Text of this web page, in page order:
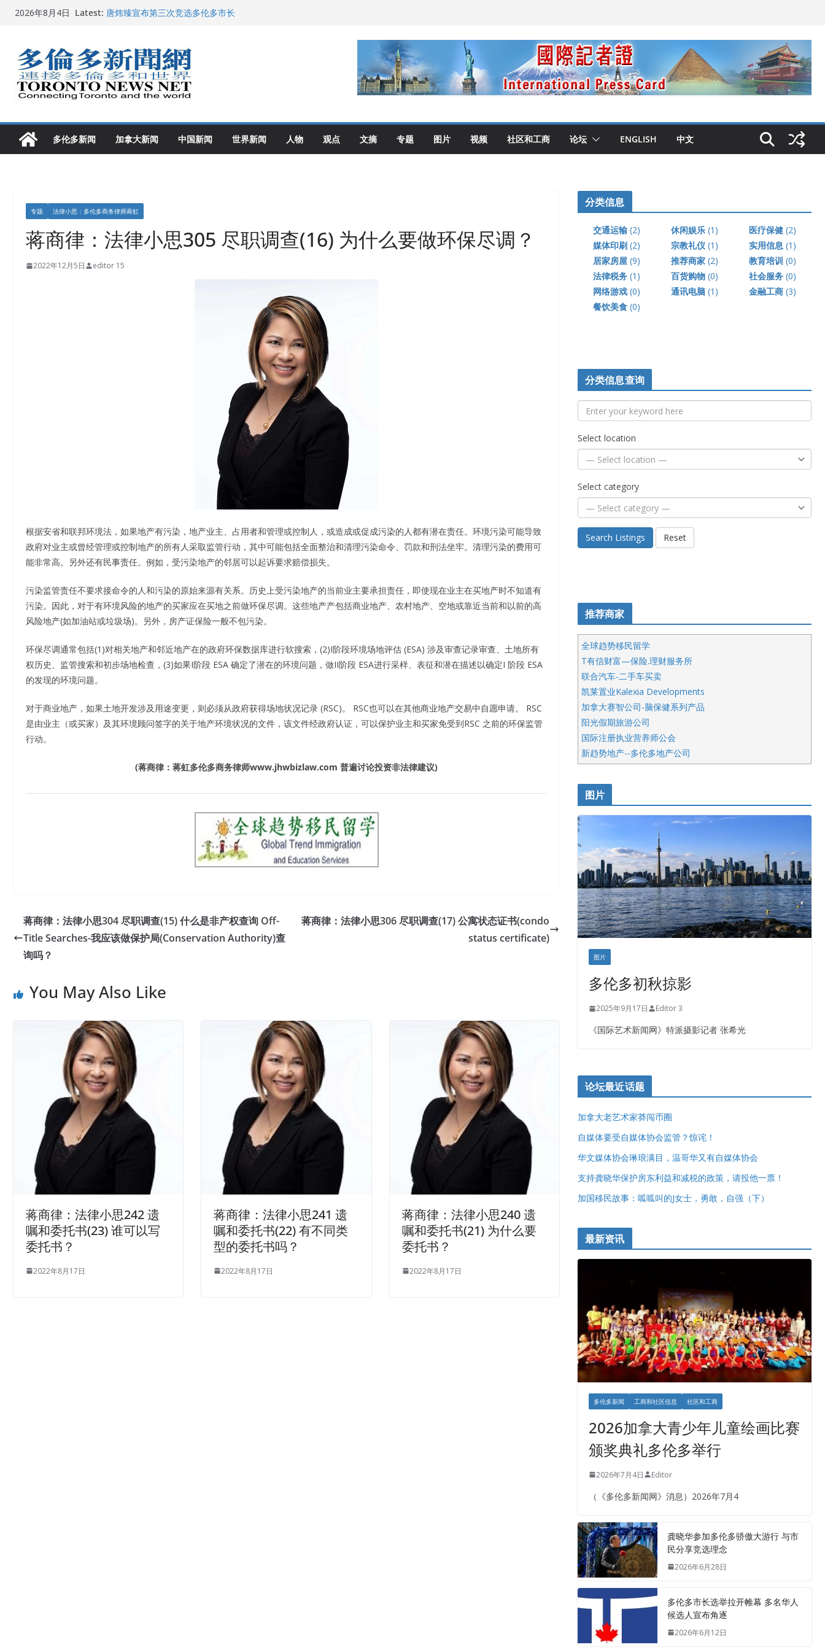
Skip2026年8月4日 Latest: 唐炜臻宣布第三次竞选多伦多市长
多伦多市长选举拉开帷幕 多名华人候选人宣布角逐
2026深圳国际佛事用品展览会暨沉香文化艺术展开幕盛典纪实
多伦多新闻 加拿大新闻 中国新闻 世界新闻 人物 观点 文摘 专题 图片 视频 社区和工商 论坛 ENGLISH 中文
专题 法律小思：多伦多商务律师蒋虹
蒋商律：法律小思305 尽职调查(16) 为什么要做环保尽调？
2022年12月5日 editor 15
根据安省和联邦环境法，如果地产有污染，地产业主、占用者和管理或控制人，或造成或促成污染的人都有潜在责任。环境污染可能导致
政府对业主或曾经管理或控制地产的所有人采取监管行动，其中可能包括全面整治和清理污染命令、罚款和刑法坐牢。清理污染的费用可
能非常高。另外还有民事责任。例如，受污染地产的邻居可以起诉要求赔偿损失。
污染监管责任不要求接命令的人和污染的原始来源有关系。历史上受污染地产的当前业主要承担责任，即使现在业主在买地产时不知道有
污染。因此，对于有环境风险的地产的买家应在买地之前做环保尽调。这些地产产包括商业地产、农村地产、空地或靠近当前和以前的高
风险地产(如加油站或垃圾场)。另外，房产证保险一般不包污染。
环保尽调通常包括(1)对相关地产和邻近地产在的政府环保数据库进行软搜索，(2)I阶段环境场地评估 (ESA) 涉及审查记录审查、土地所有
权历史、监管搜索和初步场地检查，(3)如果I阶段 ESA 确定了潜在的环境问题，做II阶段 ESA进行采样、表征和潜在描述以确定I 阶段 ESA
的发现的环境问题。
对于商业地产，如果土地开发涉及用途变更，则必须从政府获得场地状况记录 (RSC)。 RSC也可以在其他商业地产交易中自愿申请。 RSC
是由业主（或买家）及其环境顾问签字的关于地产环境状况的文件，该文件经政府认证，可以保护业主和买家免受到RSC 之前的环保监管
行动。
(蒋商律：蒋虹多伦多商务律师www.jhwbizlaw.com 普遍讨论投资非法律建议)
蒋商律：法律小思304 尽职调查(15) 什么是非产权查询 Off-
Title Searches-我应该做保护局(Conservation Authority)查
询吗？
蒋商律：法律小思306 尽职调查(17) 公寓状态证书(condo
status certificate)
You May Also Like
蒋商律：法律小思242 遗
嘱和委托书(23) 谁可以写
委托书？
2022年8月17日
蒋商律：法律小思241 遗
嘱和委托书(22) 有不同类
型的委托书吗？
2022年8月17日
蒋商律：法律小思240 遗
嘱和委托书(21) 为什么要
委托书？
2022年8月17日
分类信息
交通运输 (2) 休闲娱乐 (1) 医疗保健 (2)
媒体印刷 (2) 宗教礼仪 (1) 实用信息 (1)
居家房屋 (9) 推荐商家 (2) 教育培训 (0)
法律税务 (1) 百货购物 (0) 社会服务 (0)
网络游戏 (0) 通讯电脑 (1) 金融工商 (3)
餐饮美食 (0)
分类信息查询
Select location
Select category
Search Listings Reset
推荐商家
全球趋势移民留学
T有信财富—保险.理财服务所
联合汽车-二手车买卖
凯莱置业Kalexia Developments
加拿大赛智公司-脑保健系列产品
阳光假期旅游公司
国际注册执业营养师公会
新趋势地产--多伦多地产公司
呱呱电器
开明车行KS CAR SALES & SERVICE
健健宝公司
皇后金融集团
正点印艺设计
图片
图片
多伦多初秋掠影
2025年9月17日 Editor 3
《国际艺术新闻网》特派摄影记者 张希光
论坛最近话题
加拿大老艺术家莽闯币圈
自媒体要受自媒体协会监管？惊诧！
华文媒体协会琳琅满目，温哥华又有自媒体协会
支持龚晓华保护房东利益和减税的政策，请投他一票！
加国移民故事：呱呱叫的J女士，勇敢，自强（下）
最新资讯
多伦多新闻 工商和社区信息 社区和工商
2026加拿大青少年儿童绘画比赛
颁奖典礼多伦多举行
2026年7月4日 Editor
（《多伦多新闻网》消息）2026年7月4
龚晓华参加多伦多骄傲大游行 与市
民分享竞选理念
2026年6月28日
多伦多市长选举拉开帷幕 多名华人
候选人宣布角逐
2026年6月12日